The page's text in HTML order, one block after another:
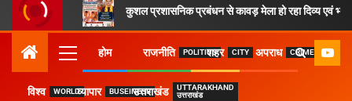
कुशल प्रशासनिक प्रबंधन से कावड़ मेला हो रहा दिव्य एवं भव्य
होम राजनीति POLITICSशहर CITY अपराध CRIME
विश्व WORLDव्यापार BUSEINESSउत्तराखंड
UTTARAKHAND
उत्तराखंड